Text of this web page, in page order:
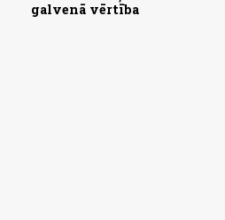
galvenā vērtība